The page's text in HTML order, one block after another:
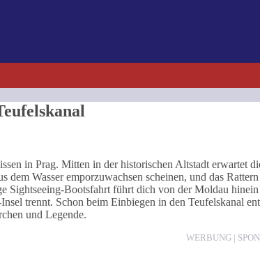
in Prag. Mitten in der historischen Altstadt erwartet
Wasser emporzuwachsen scheinen, und das
Sightseeing-Bootsfahrt führt dich von der Moldau
trennt. Schon beim Einbiegen in den Teufelskanal
und Legende.
WERBUNG |